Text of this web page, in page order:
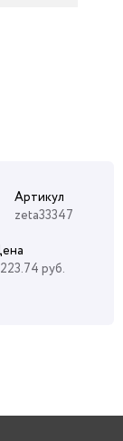
Артикул
zeta33347
руб.